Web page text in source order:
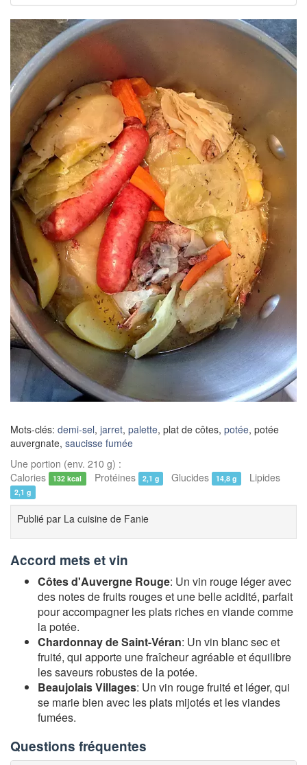
Mots-clés: demi-sel, jarret, palette, plat de côtes, potée, potée
auvergnate, saucisse fumée
Une portion (env. 210 g) :
Calories
132 kcal Protéines 2,1 g Glucides 14,8 g Lipides
2,1 g
Publié par La cuisine de Fanie
Accord mets et vin
Côtes d'Auvergne Rouge: Un vin rouge léger avec
des notes de fruits rouges et une belle acidité, parfait
pour accompagner les plats riches en viande comme
la potée.
Chardonnay de Saint-Véran: Un vin blanc sec et
fruité, qui apporte une fraîcheur agréable et équilibre
les saveurs robustes de la potée.
Beaujolais Villages: Un vin rouge fruité et léger, qui
se marie bien avec les plats mijotés et les viandes
fumées.
Questions fréquentes